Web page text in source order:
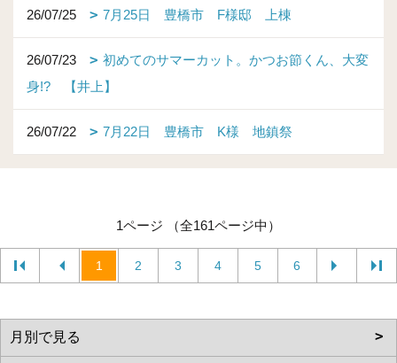
26/07/25 7月25日 豊橋市 F様邸 上棟
26/07/23
初めてのサマーカット。かつお節くん、大変
身!? 【井上】
26/07/22 7月22日 豊橋市 K様 地鎮祭
1ページ （全161ページ中）
1 2 3 4 5 6